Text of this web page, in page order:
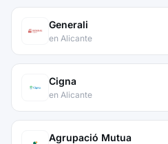
Generali
en Alicante
Cigna
en Alicante
Agrupació Mutua